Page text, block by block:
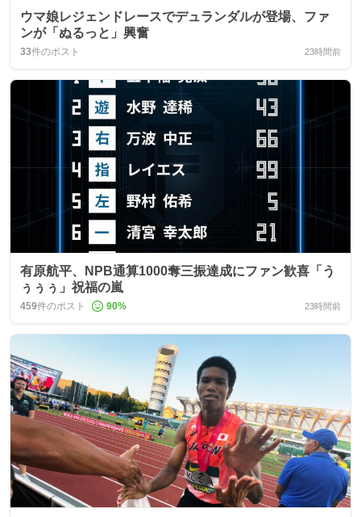
ウマ娘レジェンドレースでデュランダルが登場、ファ
ンが「ぬるっと」興奮
33件のポスト 23時間前
有原航平、NPB通算1000奪三振達成にファン歓喜「う
ぅぅぅ」祝福の嵐
459件のポスト 90% 23時間前